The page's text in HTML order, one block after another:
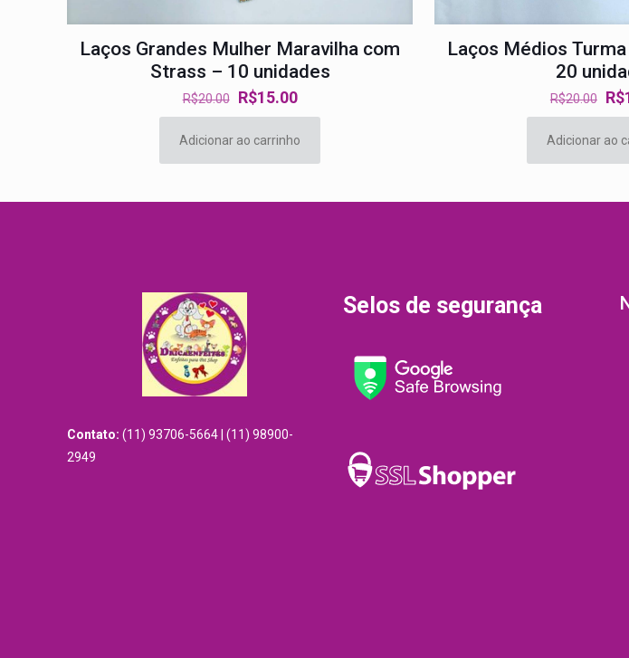
Laços Grandes Mulher Maravilha com
Strass – 10 unidades
R$20.00
O
preço
original
era:
R$15.00O
preço
atual
é:
Adicionar ao carrinho
Laços Médios
20
R$20.00 O
R$
Adicionar ao
Contato: (11) 93706-5664 | (11) 98900-
2949
Selos de segurança